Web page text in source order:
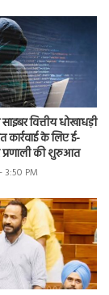
साइबर वित्तीय धोखाधड़ी
कार्रवाई के लिए ई-
की शुरुआत
3:50 PM